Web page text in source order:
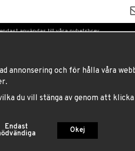
användas till våra nyhetsbrev.
annonsering och för hålla våra
du vill stänga av genom att
Endast Okej